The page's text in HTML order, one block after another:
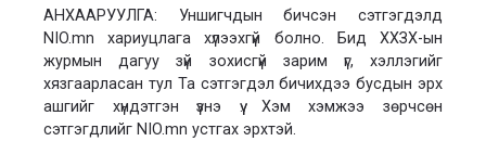
АНХААРУУЛГА: Уншигчдын бичсэн сэтгэгдэлд
NIO.mn хариуцлага хүлээхгүй болно. Бид ХХЗХ-ын
журмын дагуу зүй зохисгүй зарим үг, хэллэгийг
хязгаарласан тул Та сэтгэгдэл бичихдээ бусдын эрх
ашгийг хүндэтгэн үзнэ үү. Хэм хэмжээ зөрчсөн
сэтгэгдлийг NIO.mn устгах эрхтэй.